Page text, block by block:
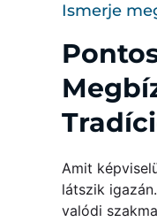
Ismerje
Amit
látszik
valódi